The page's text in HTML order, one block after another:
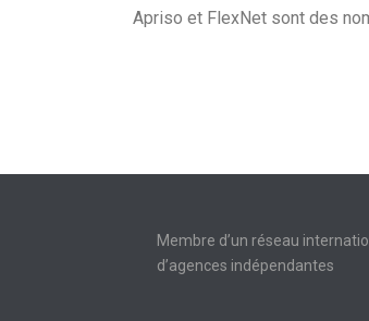
Apriso et FlexNet sont des
Membre d’un réseau
d’agences indépendantes